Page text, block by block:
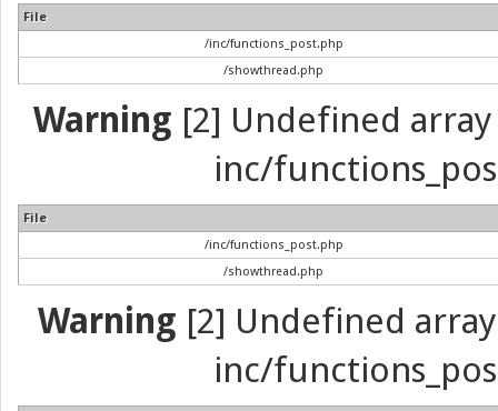
File
/inc/functions_post.php
/showthread.php
Warning [2] Undefined
inc/
File
/inc/functions_post.php
/showthread.php
Warning [2] Undefined
inc/